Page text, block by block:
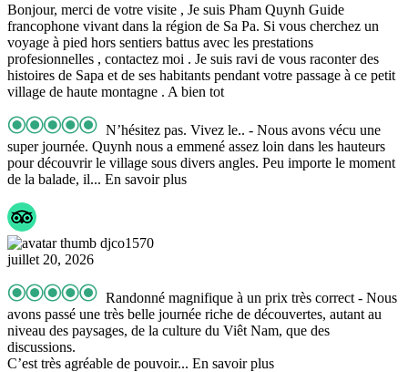
Bonjour, merci de votre visite , Je suis Pham Quynh Guide
francophone vivant dans la région de Sa Pa. Si vous cherchez un
voyage à pied hors sentiers battus avec les prestations
profesionnelles , contactez moi . Je suis ravi de vous raconter des
histoires de Sapa et de ses habitants pendant votre passage à ce petit
village de haute montagne . A bien tot
N’hésitez pas. Vivez le.. - Nous avons vécu une
super journée. Quynh nous a emmené assez loin dans les hauteurs
pour découvrir le village sous divers angles. Peu importe le moment
de la balade, il... En savoir plus
djco1570
juillet 20, 2026
Randonné magnifique à un prix très correct - Nous
avons passé une très belle journée riche de découvertes, autant au
niveau des paysages, de la culture du Viêt Nam, que des
discussions.
C’est très agréable de pouvoir... En savoir plus